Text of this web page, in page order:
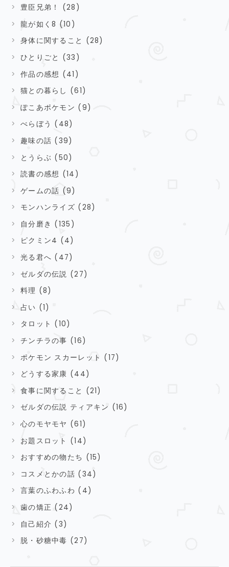
豊臣兄弟！ (28)
龍が如く8 (10)
身体に関すること (28)
ひとりごと (33)
作品の感想 (41)
猫との暮らし (61)
ぽこあポケモン (9)
べらぼう (48)
趣味の話 (39)
とうらぶ (50)
読書の感想 (14)
ゲームの話 (9)
モンハンライズ (28)
自分磨き (135)
ピクミン4 (4)
光る君へ (47)
ゼルダの伝説 (27)
料理 (8)
占い (1)
タロット (10)
チンチラの事 (16)
ポケモン スカーレット (17)
どうする家康 (44)
食事に関すること (21)
ゼルダの伝説 ティアキン (16)
心のモヤモヤ (61)
お題スロット (14)
おすすめの物たち (15)
コスメとかの話 (34)
言葉のふわふわ (4)
歯の矯正 (24)
自己紹介 (3)
脱・砂糖中毒 (27)